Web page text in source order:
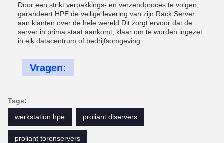
Door een strikt verpakkings- en verzendproces te volgen,
garandeert HPE de veilige levering van zijn Rack Server
aan klanten over de hele wereld.Dit zorgt ervoor dat de
server in prima staat aankomt, klaar om te worden ingezet
in elk datacentrum of bedrijfsomgeving.
Vragen:
Tags:
werkstation hpe
proliant dlservers
proliant torenservers